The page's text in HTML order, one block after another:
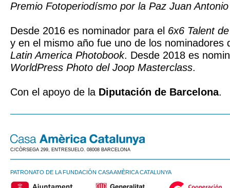
Premio Fotoperiodísmo por la Paz Juan
Desde 2016 es nominador para el 6x6 Talent
y en el mismo año fue uno de los nominadores
Latin America Photobook. Desde 2018 es
WorldPress Photo del Joop Masterclass.
Con el apoyo de la Diputación de Barcelona.
C/CÒRSEGA 299, ENTRESUELO. 08008 BARCELONA
PATRONATO DE LA FUNDACIÓN CASA AMÈRICA CATALUNYA